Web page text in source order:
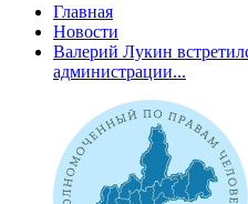
Главная
Новости
Валерий Лукин
администрации...